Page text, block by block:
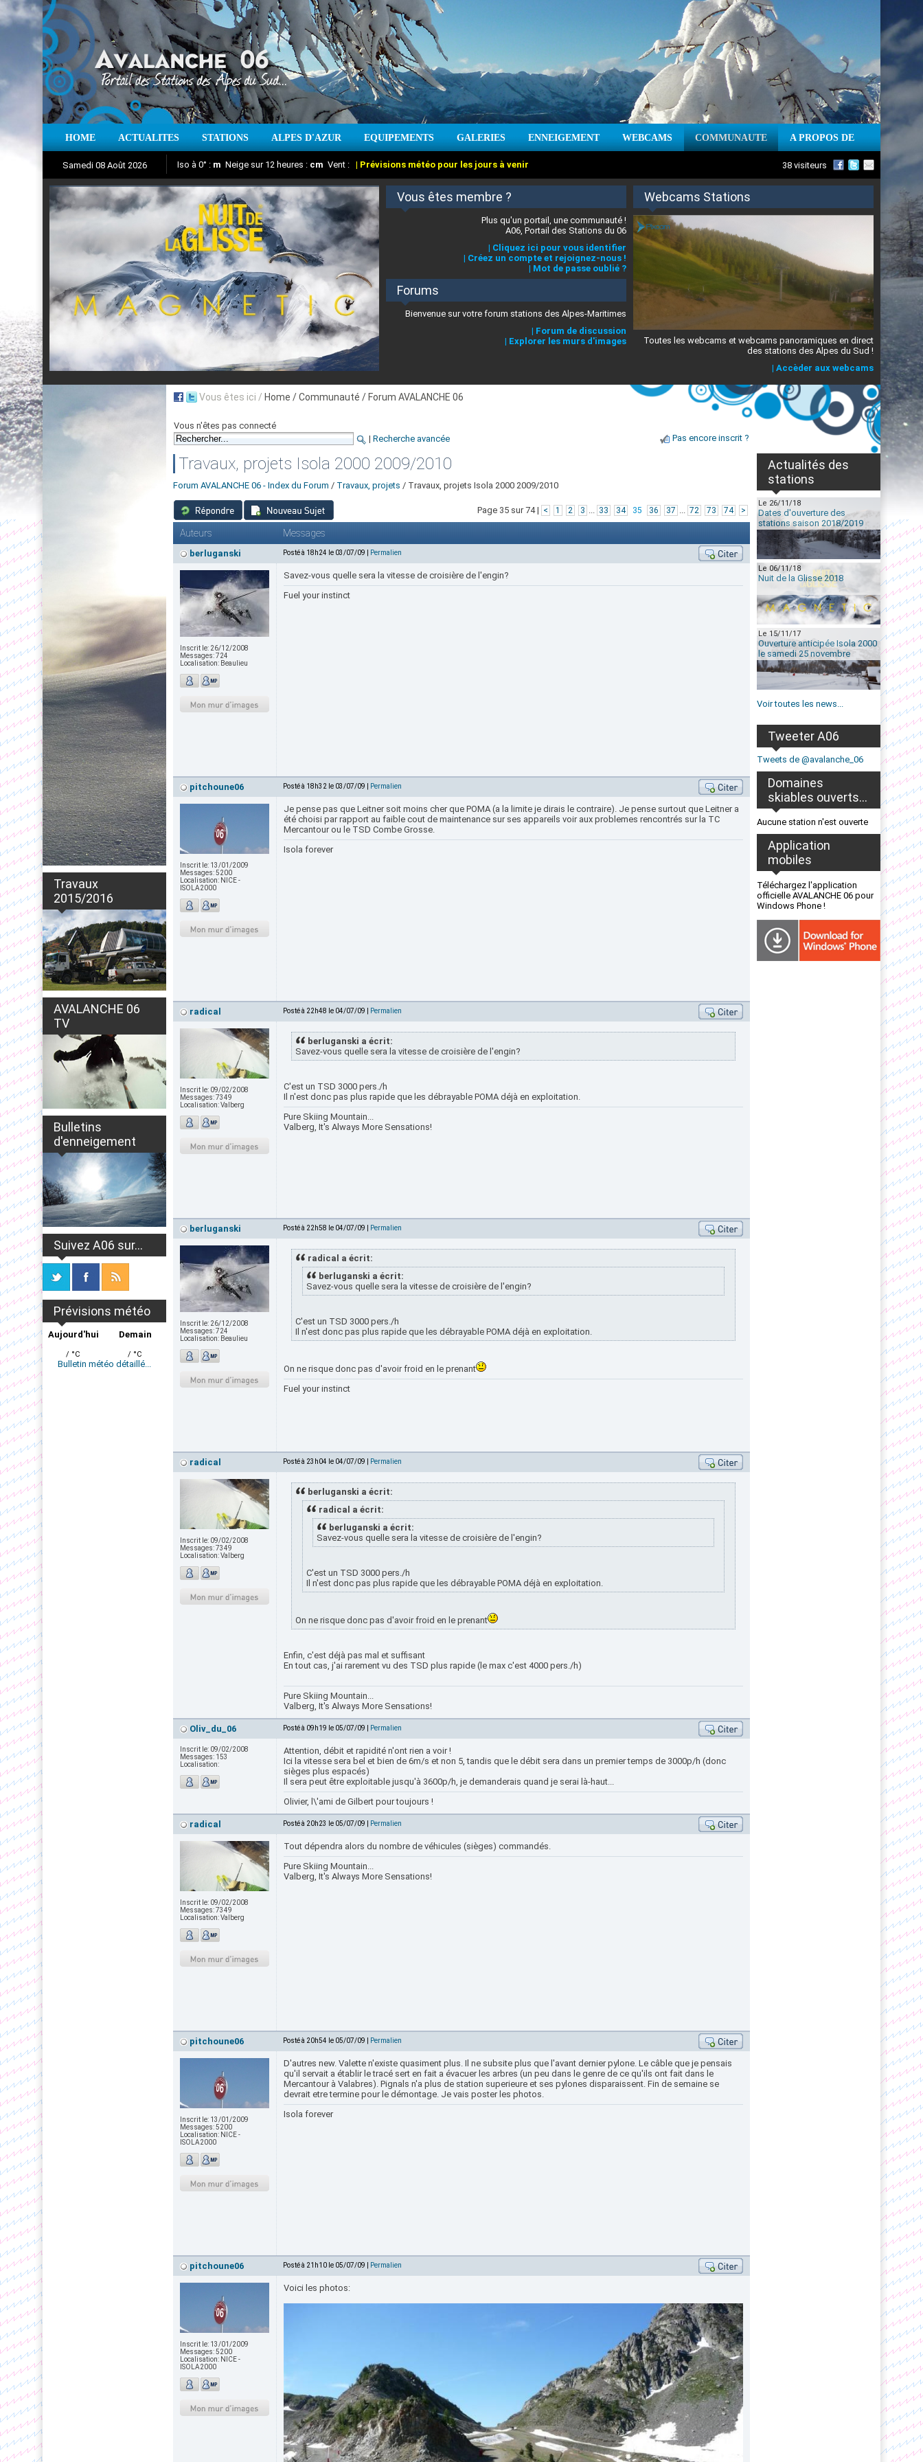
HOME ACTUALITES STATIONS ALPES D'AZUR EQUIPEMENTS GALERIES ENNEIGEMENT WEBCAMS COMMUNAUTE A PROPOS DE
Samedi 08 Août 2026
Aujourd'hui : T° Min : °C T° Max :°C Prévisions météo pour les jours à venir
Iso à 0° : m Neige sur 12 heures : cm Vent : | Prévisions météo pour les jours à venir
Suivez en direct l'actualité des stations des Alpes-Maritimes
38 visiteurs
Nuit de la Glisse 2018 Vous êtes membre ?
Plus qu'un portail, une communauté !
A06, Portail des Stations du 06
| Cliquez ici pour vous identifier
| Créez un compte et rejoignez-nous !
| Mot de passe oublié ?
Forums
Bienvenue sur votre forum stations des Alpes-Maritimes
| Forum de discussion
| Explorer les murs d'images
Webcams Stations
Toutes les webcams et webcams panoramiques en direct
des stations des Alpes du Sud !
| Accèder aux webcams
Travaux
2015/2016
AVALANCHE 06
TV
Bulletins
d'enneigement
Suivez A06 sur...
Prévisions météo
Aujourd'hui
/ °C
Demain
/ °C
Bulletin météo détaillé...
Vous êtes ici / Home / Communauté / Forum AVALANCHE 06
Vous n'êtes pas connecté
| Recherche avancée Pas encore inscrit ?
Travaux, projets Isola 2000 2009/2010
Forum AVALANCHE 06 - Index du Forum / Travaux, projets / Travaux, projets Isola 2000 2009/2010
Page 35 sur 74 | < 1 2 3 ... 33 34 35 36 37 ... 72 73 74 >
Auteurs Messages
berluganski Posté à 18h24 le 03/07/09 | Permalien
Inscrit le: 26/12/2008
Messages:724
Localisation: Beaulieu
Savez-vous quelle sera la vitesse de croisière de l'engin?
Fuel your instinct
pitchoune06 Posté à 18h32 le 03/07/09 | Permalien
Inscrit le: 13/01/2009
Messages:5200
Localisation: NICE -
ISOLA2000
Je pense pas que Leitner soit moins cher que POMA (a la limite je dirais le contraire). Je pense surtout que Leitner a
été choisi par rapport au faible cout de maintenance sur ses appareils voir aux problemes rencontrés sur la TC
Mercantour ou le TSD Combe Grosse.
Isola forever
radical Posté à 22h48 le 04/07/09 | Permalien
Inscrit le: 09/02/2008
Messages:7349
Localisation:Valberg
berluganski a écrit:
Savez-vous quelle sera la vitesse de croisière de l'engin?
C'est un TSD 3000 pers./h
Il n'est donc pas plus rapide que les débrayable POMA déjà en exploitation.
Pure Skiing Mountain...
Valberg, It's Always More Sensations!
berluganski Posté à 22h58 le 04/07/09 | Permalien
Inscrit le: 26/12/2008
Messages:724
Localisation: Beaulieu
radical a écrit:
berluganski a écrit:
Savez-vous quelle sera la vitesse de croisière de l'engin?
C'est un TSD 3000 pers./h
Il n'est donc pas plus rapide que les débrayable POMA déjà en exploitation.
On ne risque donc pas d'avoir froid en le prenant
Fuel your instinct
radical Posté à 23h04 le 04/07/09 | Permalien
Inscrit le: 09/02/2008
Messages:7349
Localisation:Valberg
berluganski a écrit:
radical a écrit:
berluganski a écrit:
Savez-vous quelle sera la vitesse de croisière de l'engin?
C'est un TSD 3000 pers./h
Il n'est donc pas plus rapide que les débrayable POMA déjà en exploitation.
On ne risque donc pas d'avoir froid en le prenant
Enfin, c'est déjà pas mal et suffisant
En tout cas, j'ai rarement vu des TSD plus rapide (le max c'est 4000 pers./h)
Pure Skiing Mountain...
Valberg, It's Always More Sensations!
Oliv_du_06 Posté à 09h19 le 05/07/09 | Permalien
Inscrit le: 09/02/2008
Messages: 153
Localisation:
Attention, débit et rapidité n'ont rien a voir !
Ici la vitesse sera bel et bien de 6m/s et non 5, tandis que le débit sera dans un premier temps de 3000p/h (donc
sièges plus espacés)
Il sera peut être exploitable jusqu'à 3600p/h, je demanderais quand je serai là-haut...
Olivier, l\'ami de Gilbert pour toujours !
radical Posté à 20h23 le 05/07/09 | Permalien
Inscrit le: 09/02/2008
Messages:7349
Localisation:Valberg
Tout dépendra alors du nombre de véhicules (sièges) commandés.
Pure Skiing Mountain...
Valberg, It's Always More Sensations!
pitchoune06 Posté à 20h54 le 05/07/09 | Permalien
Inscrit le: 13/01/2009
Messages:5200
Localisation: NICE -
ISOLA2000
D'autres new. Valette n'existe quasiment plus. Il ne subsite plus que l'avant dernier pylone. Le câble que je pensais
qu'il servait a établir le tracé sert en fait a évacuer les arbres (un peu dans le genre de ce qu'ils ont fait dans le
Mercantour à Valabres). Pignals n'a plus de station superieure et ses pylones disparaissent. Fin de semaine se
devrait etre termine pour le démontage. Je vais poster les photos.
Isola forever
pitchoune06 Posté à 21h10 le 05/07/09 | Permalien
Inscrit le: 13/01/2009
Messages:5200
Localisation: NICE -
ISOLA2000
Voici les photos:
Actualités des
stations
Le 26/11/18
Dates d'ouverture des
stations saison 2018/2019
Le 06/11/18
Nuit de la Glisse 2018
Le 15/11/17
Ouverture anticipée Isola 2000
le samedi 25 novembre
Voir toutes les news...
Tweeter A06
Tweets de @avalanche_06
Domaines
skiables ouverts...
Aucune station n'est ouverte
Application
mobiles
Téléchargez l'application
officielle AVALANCHE 06 pour
Windows Phone !